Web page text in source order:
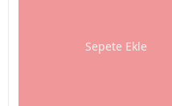
Sepete Ekle